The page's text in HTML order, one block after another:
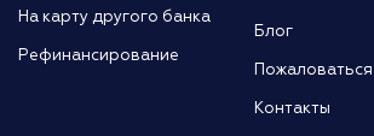
На карту другого банка
Рефинансирование
Блог
Пожаловаться
Контакты